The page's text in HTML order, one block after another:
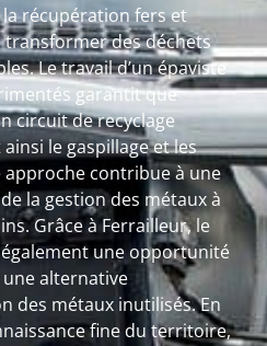
récupération fers et
des déchets
Le travail d’un épaviste
garantit que
circuit de recyclage
le gaspillage et les
approche contribue à une
la gestion des métaux à
Grâce à Ferrailleur, le
une opportunité
alternative
des métaux inutilisés. En
fine du territoire,